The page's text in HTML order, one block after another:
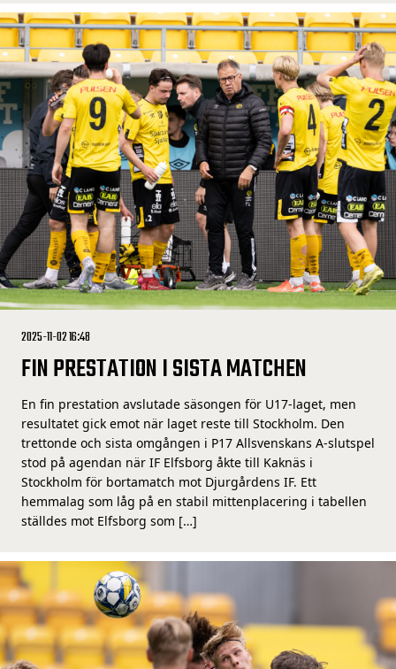
2025-11-02 16:48
FIN PRESTATION I SISTA MATCHEN
En fin prestation avslutade säsongen för U17-laget, men
resultatet gick emot när laget reste till Stockholm. Den
trettonde och sista omgången i P17 Allsvenskans A-slutspel
stod på agendan när IF Elfsborg åkte till Kaknäs i
Stockholm för bortamatch mot Djurgårdens IF. Ett
hemmalag som låg på en stabil mittenplacering i tabellen
ställdes mot Elfsborg som […]